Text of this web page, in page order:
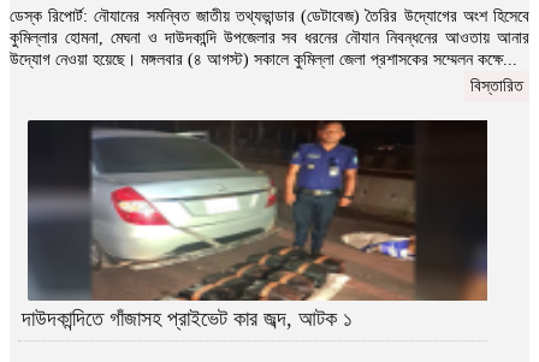
ডেস্ক রিপোর্ট: নৌযানের সমন্বিত জাতীয় তথ্যভান্ডার (ডেটাবেজ) তৈরির উদ্যোগের অংশ হিসেবে
কুমিল্লার হোমনা, মেঘনা ও দাউদকান্দি উপজেলার সব ধরনের নৌযান নিবন্ধনের আওতায় আনার
উদ্যোগ নেওয়া হয়েছে। মঙ্গলবার (৪ আগস্ট) সকালে কুমিল্লা জেলা প্রশাসকের সম্মেলন কক্ষে...
বিস্তারিত
দাউদকান্দিতে গাঁজাসহ প্রাইভেট কার জব্দ, আটক ১